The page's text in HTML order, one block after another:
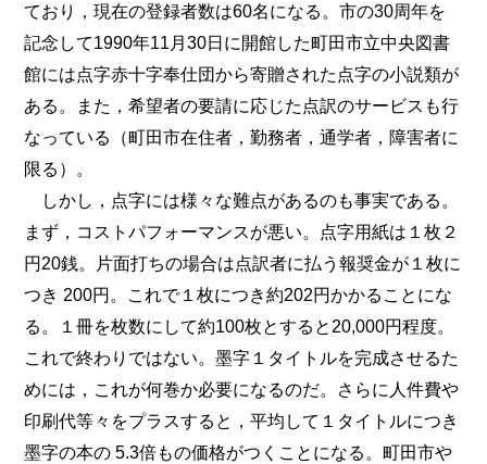
ており，現在の登録者数は60名になる。市の30周年を
記念して1990年11月30日に開館した町田市立中央図書
館には点字赤十字奉仕団から寄贈された点字の小説類が
ある。また，希望者の要請に応じた点訳のサービスも行
なっている（町田市在住者，勤務者，通学者，障害者に
限る）。
しかし，点字には様々な難点があるのも事実である。
まず，コストパフォーマンスが悪い。点字用紙は１枚２
円20銭。片面打ちの場合は点訳者に払う報奨金が１枚に
つき 200円。これで１枚につき約202円かかることにな
る。１冊を枚数にして約100枚とすると20,000円程度。
これで終わりではない。墨字１タイトルを完成させるた
めには，これが何巻か必要になるのだ。さらに人件費や
印刷代等々をプラスすると，平均して１タイトルにつき
墨字の本の 5.3倍もの価格がつくことになる。町田市や